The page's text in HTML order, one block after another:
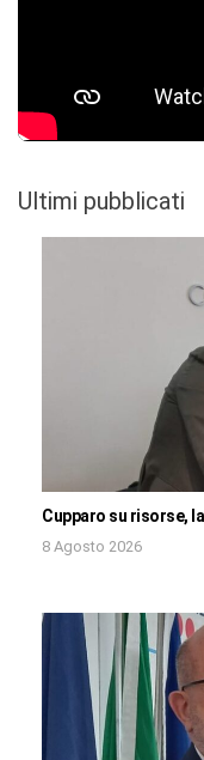
Ultimi pubblicati
Cupparo su risorse,
8 Agosto 2026